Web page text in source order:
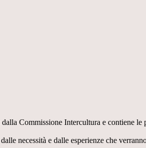
Commissione Intercultura e contiene
necessità e dalle esperienze che